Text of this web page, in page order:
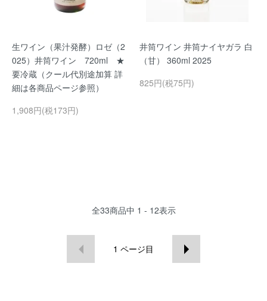
生ワイン（果汁発酵）ロゼ（2
025）井筒ワイン 720ml ★
要冷蔵（クール代別途加算 詳
細は各商品ページ参照）
1,908円(税173円)
井筒ワイン 井筒ナイヤガラ 白
（甘） 360ml 2025
825円(税75円)
全33商品中 1 - 12表示
1 ページ目